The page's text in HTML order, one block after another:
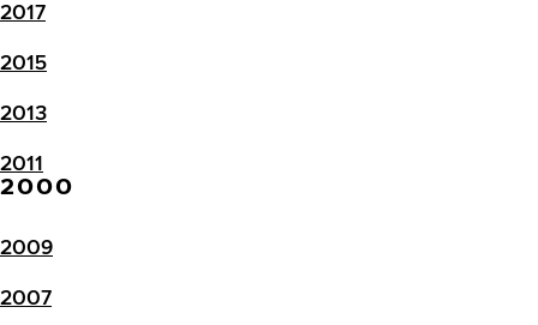
2017
2015
2013
2011
2000
2009
2007